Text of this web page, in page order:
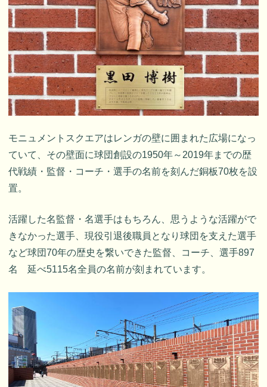
モニュメントスクエアはレンガの壁に囲まれた広場になっ
ていて、その壁面に球団創設の1950年～2019年までの歴
代戦績・監督・コーチ・選手の名前を刻んだ銅板70枚を設
置。
活躍した名監督・名選手はもちろん、思うような活躍がで
きなかった選手、現役引退後職員となり球団を支えた選手
など球団70年の歴史を繋いできた監督、コーチ、選手897
名 延べ5115名全員の名前が刻まれています。